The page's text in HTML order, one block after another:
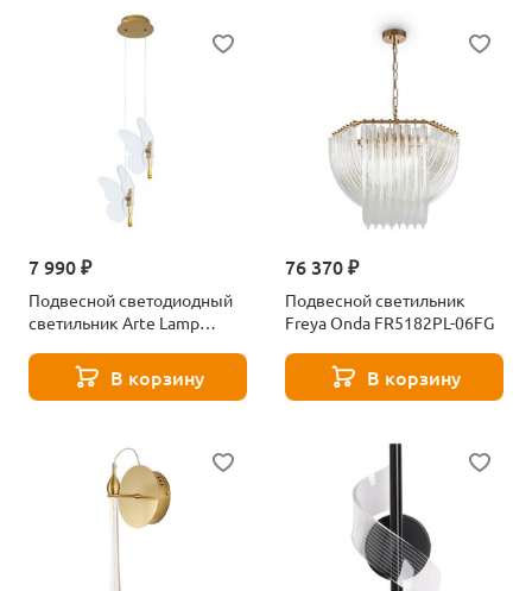
7 990 ₽
Подвесной светодиодный
светильник Arte Lamp
В корзину
76 370 ₽
Подвесной светильник
Freya Onda FR5182PL-06FG
В корзину